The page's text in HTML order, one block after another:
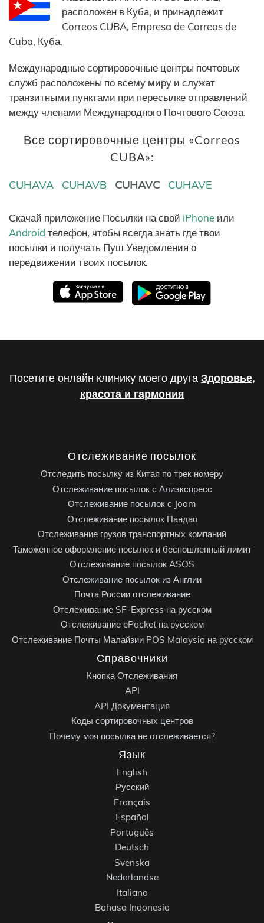
расположен в Куба, и принадлежит
Correos CUBA, Empresa de Correos de
Cuba, Куба.
Международные сортировочные центры почтовых
служб расположены по всему миру и служат
транзитными пунктами при пересылке отправлений
между членами Международного Почтового Союза.
Все сортировочные центры «Correos
CUBA»:
CUHAVA CUHAVB CUHAVC CUHAVE
Скачай приложение Посылки на свой iPhone или
Android телефон, чтобы всегда знать где твои
посылки и получать Пуш Уведомления о
передвижении твоих посылок.
Посетите онлайн клинику моего друга Здоровье,
красота и гармония
Отслеживание посылок
Отследить посылку из Китая по трек номеру
Отслеживание посылок с Алиэкспресс
Отслеживание посылок с Joom
Отслеживание посылок Пандао
Отслеживание грузов транспортных компаний
Таможенное оформление посылок и беспошленный лимит
Отслеживание посылок ASOS
Отслеживание посылок из Англии
Почта России отслеживание
Отслеживание SF-Express на русском
Отслеживание ePacket на русском
Отслеживание Почты Малайзии POS Malaysia на русском
Справочники
Кнопка Отслеживания
API
API Документация
Коды сортировочных центров
Почему моя посылка не отслеживается?
Язык
English
Русский
Français
Español
Português
Deutsch
Svenska
Nederlandse
Italiano
Bahasa Indonesia